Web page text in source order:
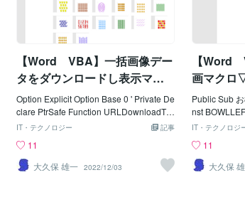
--------------------- Dim Ip As Integer, Jp A
s Integer Dim Kp As Integer Dim intL
nH(MODRCOLS) As Integer Dim intLn
V(MODRROWS) As Integer Dim intRct
(MODRCOLS - 1, MODRROWS - 1, 4
'縦/描画
NWE =
-------------
ger Dim Kp
【Word VBA】一括画像デー
タをダウンロードし表示マク
ロ▽ソースコード
Option Explicit Option Base 0 ' Private De
clare PtrSafe Function URLDownloadTo
File Lib "urlmon" Alias "URLDownloadTo
pszURL As String, _ ByVal pszFileNa
me As String, ByVal dwReserved As Lon
g, _ ByVal plpfnCB As Long) As Long
記事
IT・テクノロジー
11
大久保 雄一 2022/12/03
【Word
画マクロ
Public Sub お
nst
Ｘ Const
6 '横/描画数 Const BOWLROWS =
5 '縦/描画数 ' Const BOWLLN
WE =
IT・テクノロジ
11
大久保